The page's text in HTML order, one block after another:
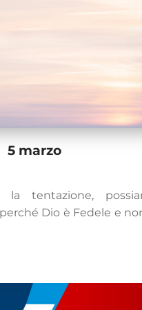
5 marzo
la tentazione,
Dio è Fedele e